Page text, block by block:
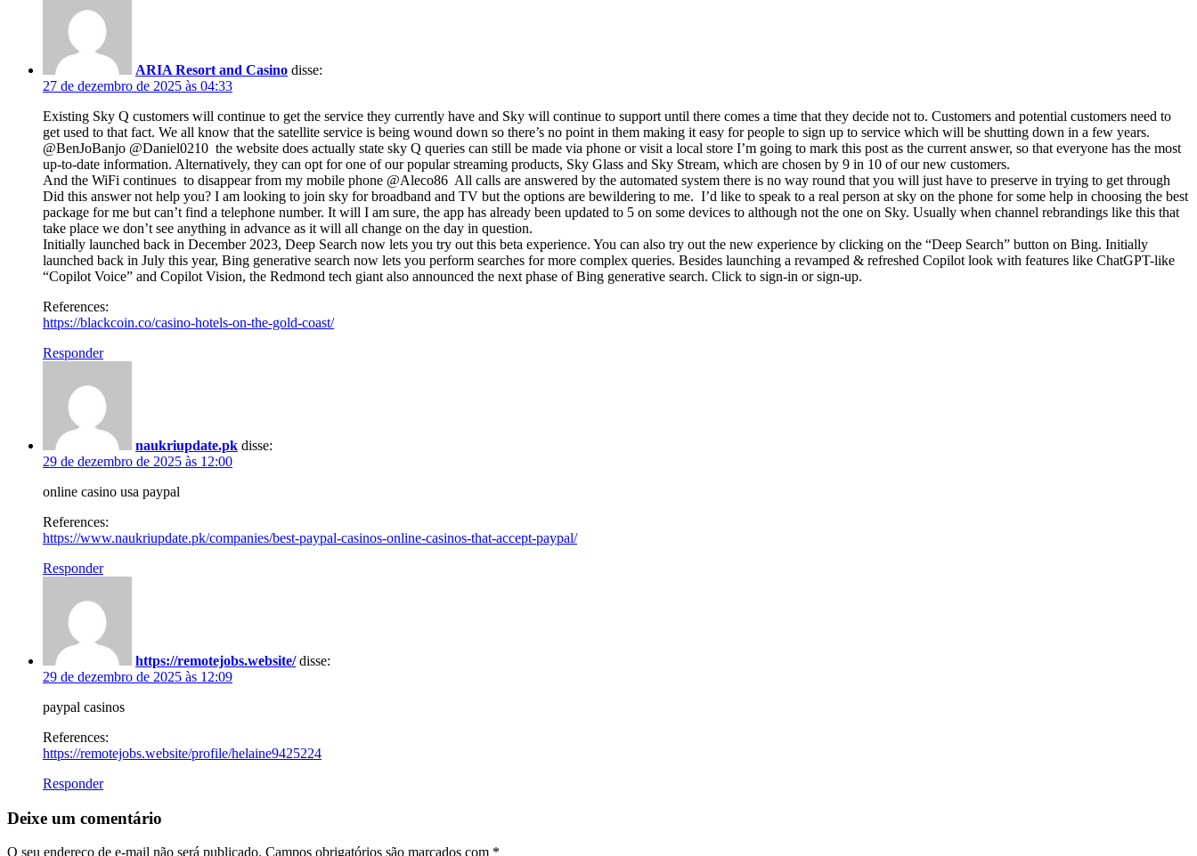
ARIA Resort and Casino disse:
27 de dezembro de 2025 às 04:33
Existing Sky Q customers will continue to get the service they currently have and Sky will continue to support until there comes a time that they decide not to. Customers and potential customers need to
get used to that fact. We all know that the satellite service is being wound down so there’s no point in them making it easy for people to sign up to service which will be shutting down in a few years.
@BenJoBanjo @Daniel0210 the website does actually state sky Q queries can still be made via phone or visit a local store I’m going to mark this post as the current answer, so that everyone has the most
up-to-date information. Alternatively, they can opt for one of our popular streaming products, Sky Glass and Sky Stream, which are chosen by 9 in 10 of our new customers.
And the WiFi continues to disappear from my mobile phone @Aleco86 All calls are answered by the automated system there is no way round that you will just have to preserve in trying to get through
Did this answer not help you? I am looking to join sky for broadband and TV but the options are bewildering to me. I’d like to speak to a real person at sky on the phone for some help in choosing the best
package for me but can’t find a telephone number. It will I am sure, the app has already been updated to 5 on some devices to although not the one on Sky. Usually when channel rebrandings like this that
take place we don’t see anything in advance as it will all change on the day in question.
Initially launched back in December 2023, Deep Search now lets you try out this beta experience. You can also try out the new experience by clicking on the “Deep Search” button on Bing. Initially
launched back in July this year, Bing generative search now lets you perform searches for more complex queries. Besides launching a revamped & refreshed Copilot look with features like ChatGPT-like
“Copilot Voice” and Copilot Vision, the Redmond tech giant also announced the next phase of Bing generative search. Click to sign-in or sign-up.
References:
https://blackcoin.co/casino-hotels-on-the-gold-coast/
Responder
naukriupdate.pk disse:
29 de dezembro de 2025 às 12:00
online casino usa paypal
References:
https://www.naukriupdate.pk/companies/best-paypal-casinos-online-casinos-that-accept-paypal/
Responder
https://remotejobs.website/ disse:
29 de dezembro de 2025 às 12:09
paypal casinos
References:
https://remotejobs.website/profile/helaine9425224
Responder
Deixe um comentário
O seu endereço de e-mail não será publicado. Campos obrigatórios são marcados com *